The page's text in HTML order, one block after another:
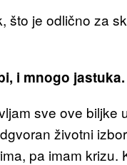
što je odlično za
i mnogo jastuka.
sve ove
životni
pa imam